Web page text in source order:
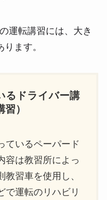
運転講習には、大き
ます。
るドライバー講
）
ているペーパード
容は教習所によっ
習車を使用し、
で運転のリハビリ